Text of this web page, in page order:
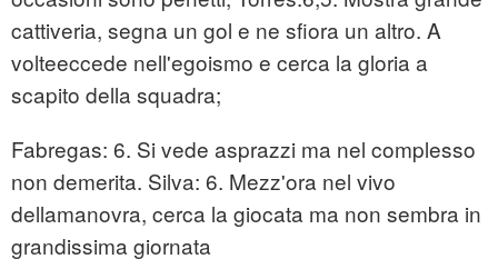
cattiveria, segna un gol e ne sfiora un altro. A
volteeccede nell'egoismo e cerca la gloria a
scapito della squadra;
Fabregas: 6. Si vede asprazzi ma nel complesso
non demerita. Silva: 6. Mezz'ora nel vivo
dellamanovra, cerca la giocata ma non sembra in
grandissima giornata